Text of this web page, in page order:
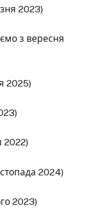
2023)
з вересня
2025)
2022)
2024)
2023)